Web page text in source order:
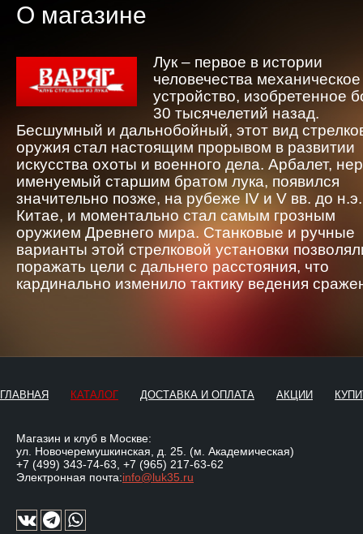
О магазине
Лук – первое в истории
человечества механическое
устройство, изобретенное
30 тысячелетий назад.
Бесшумный и дальнобойный, этот вид
оружия стал настоящим прорывом в развитии
искусства охоты и военного дела. Арбалет,
именуемый старшим братом лука, появился
значительно позже, на рубеже IV и V вв. до
Китае, и моментально стал самым грозным
оружием Древнего мира. Станковые и ручные
варианты этой стрелковой установки
поражать цели с дальнего расстояния, что
кардинально изменило тактику ведения
ГЛАВНАЯ КАТАЛОГ ДОСТАВКА И ОПЛАТА АКЦИИ
Магазин и клуб в Москве:
ул. Новочеремушкинская, д. 25. (м. Академическая)
+7 (499) 343-74-63 +7 (965) 217-63-62
Электронная почта:info@luk35.ru